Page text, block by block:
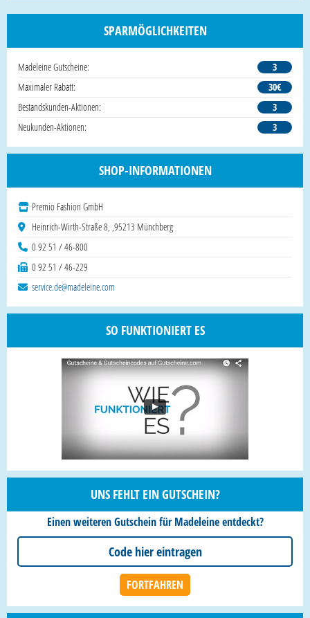
SPARMÖGLICHKEITEN
Madeleine Gutscheine:
3
Maximaler Rabatt:
30€
Bestandskunden-Aktionen:
3
Neukunden-Aktionen:
3
SHOP-INFORMATIONEN
Premio Fashion GmbH
Heinrich-Wirth-Straße 8, ,95213 Münchberg
0 92 51 / 46-800
0 92 51 / 46-229
service.de@madeleine.com
SO FUNKTIONIERT ES
UNS FEHLT EIN GUTSCHEIN?
Einen weiteren Gutschein für Madeleine entdeckt?